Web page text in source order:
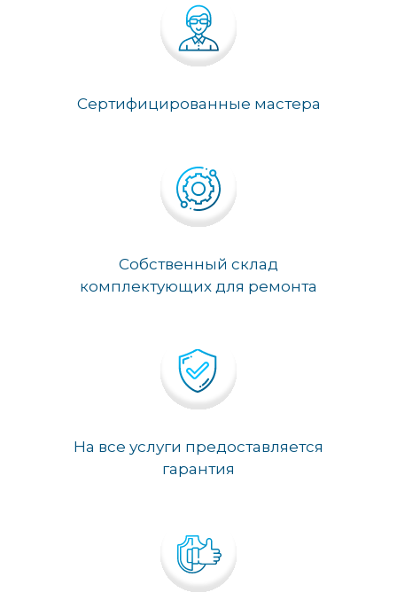
Сертифицированные мастера
Собственный склад
комплектующих для ремонта
На все услуги предоставляется
гарантия